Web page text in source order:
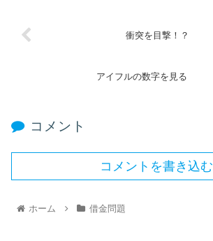
衝突を目撃！？
アイフルの数字を見る
コメント
コメントを書き込む
ホーム 借金問題